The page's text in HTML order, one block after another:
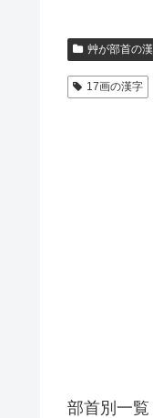
艸が部首の
17画の漢字
部首別一覧